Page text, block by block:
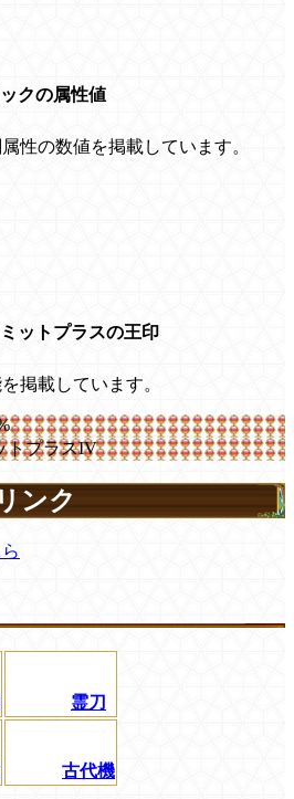
クの属性値
性の数値を掲載しています。
ットプラスの王印
掲載しています。
トプラスIV
ンク
霊刀
古代機